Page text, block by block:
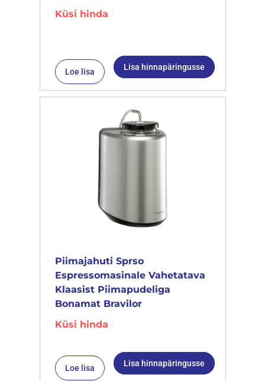
Küsi hinda
Loe lisa Lisa hinnapäringusse
Piimajahuti Sprso
Espressomasinale Vahetatava
Klaasist Piimapudeliga
Bonamat Bravilor
Küsi hinda
Loe lisa Lisa hinnapäringusse